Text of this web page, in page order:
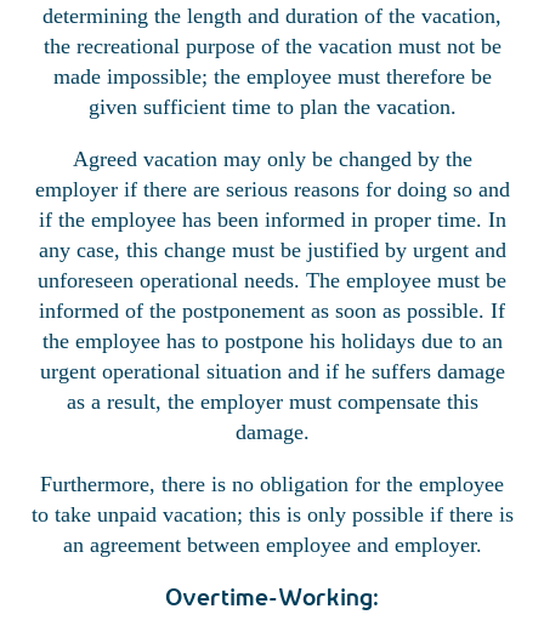
determining the length and duration of the vacation,
the recreational purpose of the vacation must not be
made impossible; the employee must therefore be
given sufficient time to plan the vacation.
Agreed vacation may only be changed by the
employer if there are serious reasons for doing so and
if the employee has been informed in proper time. In
any case, this change must be justified by urgent and
unforeseen operational needs. The employee must be
informed of the postponement as soon as possible. If
the employee has to postpone his holidays due to an
urgent operational situation and if he suffers damage
as a result, the employer must compensate this
damage.
Furthermore, there is no obligation for the employee
to take unpaid vacation; this is only possible if there is
an agreement between employee and employer.
Overtime-Working: